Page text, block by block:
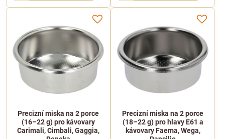
Precizní miska na 2 porce
(16–22 g) pro kávovary
Carimali, Cimbali, Gaggia,
Precizní miska na 2 porce
(18–22 g) pro hlavy E61 a
kávovary Faema, Wega,